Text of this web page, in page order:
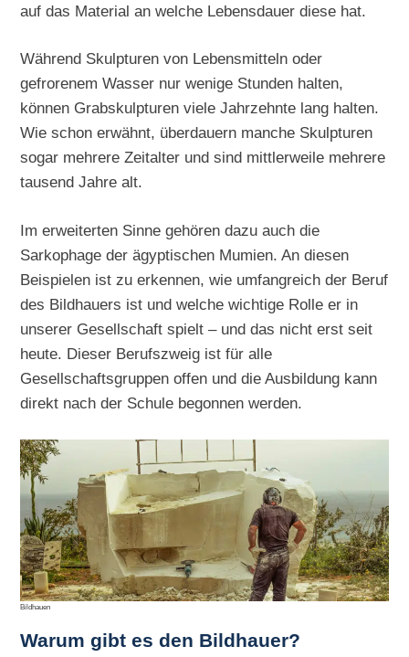
auf das Material an welche Lebensdauer diese hat.
Während Skulpturen von Lebensmitteln oder
gefrorenem Wasser nur wenige Stunden halten,
können Grabskulpturen viele Jahrzehnte lang halten.
Wie schon erwähnt, überdauern manche Skulpturen
sogar mehrere Zeitalter und sind mittlerweile mehrere
tausend Jahre alt.
Im erweiterten Sinne gehören dazu auch die
Sarkophage der ägyptischen Mumien. An diesen
Beispielen ist zu erkennen, wie umfangreich der Beruf
des Bildhauers ist und welche wichtige Rolle er in
unserer Gesellschaft spielt – und das nicht erst seit
heute. Dieser Berufszweig ist für alle
Gesellschaftsgruppen offen und die Ausbildung kann
direkt nach der Schule begonnen werden.
Bildhauen
Warum gibt es den Bildhauer?